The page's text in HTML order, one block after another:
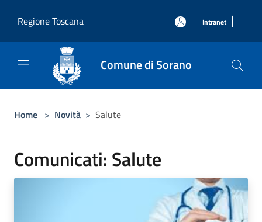
Regione Toscana
Intranet |
Comune di Sorano
Home > Novità > Salute
Comunicati: Salute